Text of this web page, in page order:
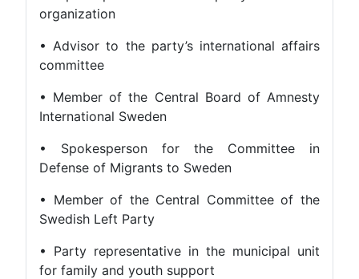
organization
• Advisor to the party’s international affairs
committee
• Member of the Central Board of Amnesty
International Sweden
• Spokesperson for the Committee in
Defense of Migrants to Sweden
• Member of the Central Committee of the
Swedish Left Party
• Party representative in the municipal unit
for family and youth support